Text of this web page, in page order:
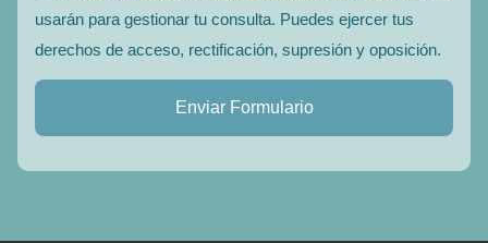
usarán para gestionar tu consulta. Puedes ejercer tus
derechos de acceso, rectificación, supresión y oposición.
Enviar Formulario